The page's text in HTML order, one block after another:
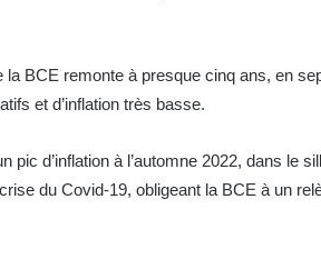
la BCE remonte à presque cinq ans, en
et d’inflation très basse.
pic d’inflation à l’automne 2022, dans le
du Covid-19, obligeant la BCE à un